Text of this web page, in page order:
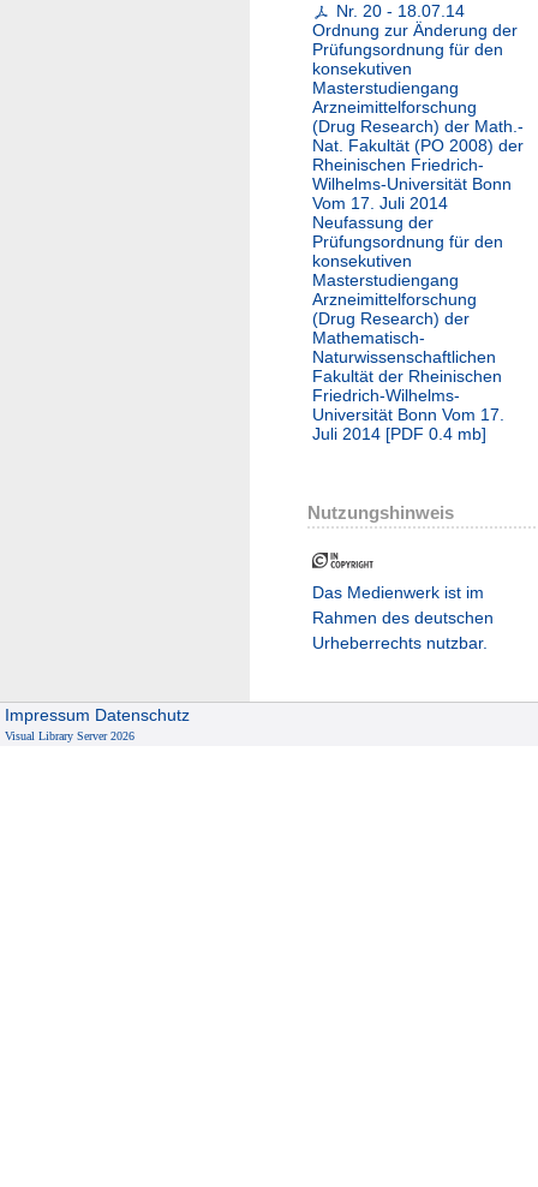
Nr. 20 - 18.07.14
Ordnung zur Änderung der
Prüfungsordnung für den
konsekutiven
Masterstudiengang
Arzneimittelforschung
(Drug Research) der Math.-
Nat. Fakultät (PO 2008) der
Rheinischen Friedrich-
Wilhelms-Universität Bonn
Vom 17. Juli 2014
Neufassung der
Prüfungsordnung für den
konsekutiven
Masterstudiengang
Arzneimittelforschung
(Drug Research) der
Mathematisch-
Naturwissenschaftlichen
Fakultät der Rheinischen
Friedrich-Wilhelms-
Universität Bonn Vom 17.
Juli 2014 [PDF 0.4 mb]
Nutzungshinweis
Das Medienwerk ist im
Rahmen des deutschen
Urheberrechts nutzbar.
Impressum Datenschutz
Visual Library Server 2026